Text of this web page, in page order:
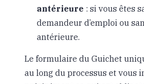
antérieure : si vous êtes
demandeur d’emploi ou
antérieure.
Le formulaire du Guichet
au long du processus et vous